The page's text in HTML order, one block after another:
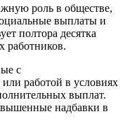
роль в обществе,
выплаты и
полтора десятка
работников.
с
работой в условиях
выплат.
надбавки в